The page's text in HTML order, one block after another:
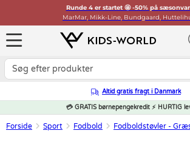
Runde 4 er startet 🤩 -50% på
MarMar, Mikk-Line, Bundgaard,
Altid gratis fragt i Danmark
💳 GRATIS børnepengekredit ⚡ HURTIG
Forside Sport Fodbold Fodboldstøvler -